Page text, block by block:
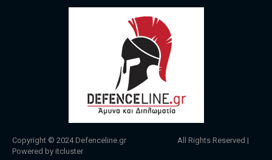
Copyright © 2024 Defenceline.gr All Rights Reserved |
Powered by itcluster